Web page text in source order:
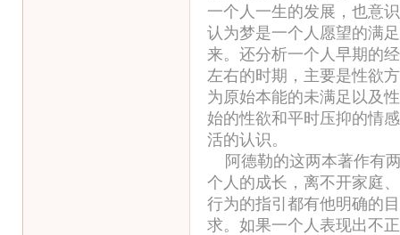
一个人一生的发展，也意
认为梦是一个人愿望的满
来。还分析一个人早期的
左右的时期，主要是性欲
为原始本能的未满足以及
始的性欲和平时压抑的情
活的认识。
阿德勒的这两本著作有
个人的成长，离不开家庭
行为的指引都有他明确的
求。如果一个人表现出不